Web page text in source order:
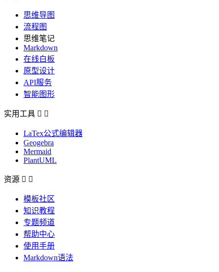
思维导图
流程图
思维笔记
Markdown
在线白板
原型设计
API服务
智能图形
实用工具  
LaTex公式编辑器
Geogebra
Mermaid
PlantUML
资源  
模板社区
知识教程
专题频道
帮助中心
使用手册
Markdown语法